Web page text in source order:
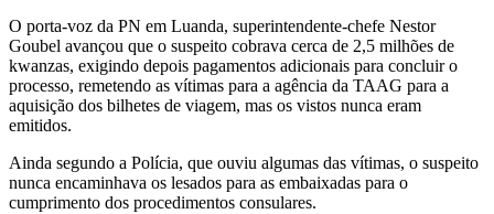
O porta-voz da PN em Luanda, superintendente-chefe Nestor
Goubel avançou que o suspeito cobrava cerca de 2,5 milhões de
kwanzas, exigindo depois pagamentos adicionais para concluir o
processo, remetendo as vítimas para a agência da TAAG para a
aquisição dos bilhetes de viagem, mas os vistos nunca eram
emitidos.
Ainda segundo a Polícia, que ouviu algumas das vítimas, o suspeito
nunca encaminhava os lesados para as embaixadas para o
cumprimento dos procedimentos consulares.